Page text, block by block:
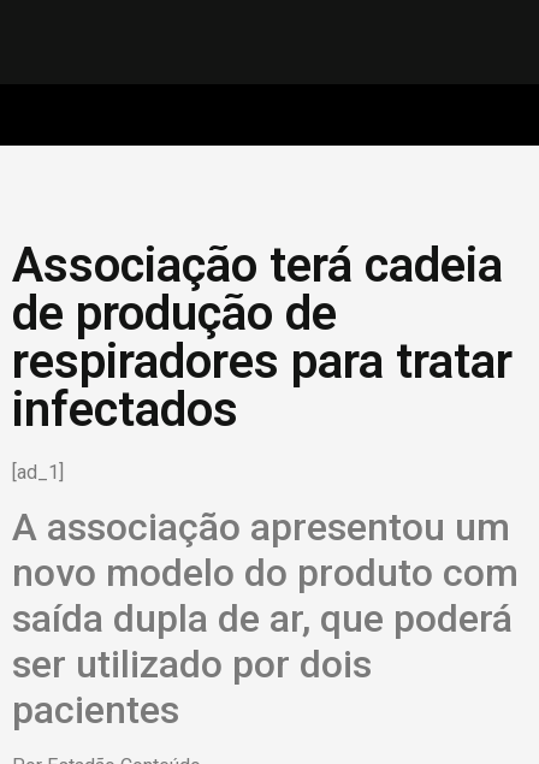
Associação terá cadeia
de produção de
respiradores para tratar
infectados
[ad_1]
A associação apresentou um
novo modelo do produto com
saída dupla de ar, que poderá
ser utilizado por dois
pacientes